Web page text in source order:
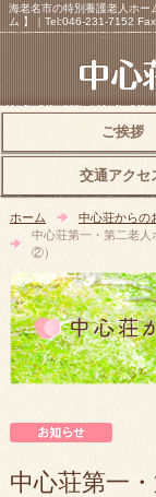
海老名市の特別養護老人ホー
ム 】｜Tel:046-231-7152
ご挨拶
交通アクセ
ホーム
中心荘からの
中心荘第一・第二老
②）
中心荘第一